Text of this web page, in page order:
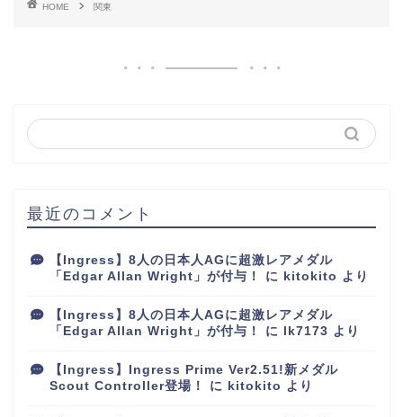
HOME 関東
最近のコメント
【Ingress】8人の日本人AGに超激レアメダル
「Edgar Allan Wright」が付与！
に kitokito より
【Ingress】8人の日本人AGに超激レアメダル
「Edgar Allan Wright」が付与！
に lk7173 より
【Ingress】Ingress Prime Ver2.51!新メダル
Scout Controller登場！
に kitokito より